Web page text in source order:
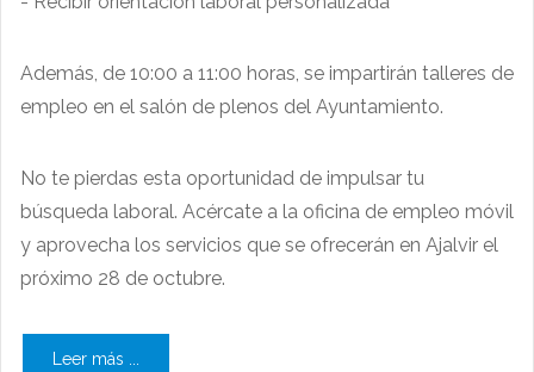
Además, de 10:00 a 11:00 horas, se impartirán talleres de
empleo en el salón de plenos del Ayuntamiento.
No te pierdas esta oportunidad de impulsar tu
búsqueda laboral. Acércate a la oficina de empleo móvil
y aprovecha los servicios que se ofrecerán en Ajalvir el
próximo 28 de octubre.
Leer más ...